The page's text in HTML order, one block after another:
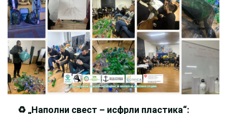
♻️ „Наполни свест – исфрли пластика“: